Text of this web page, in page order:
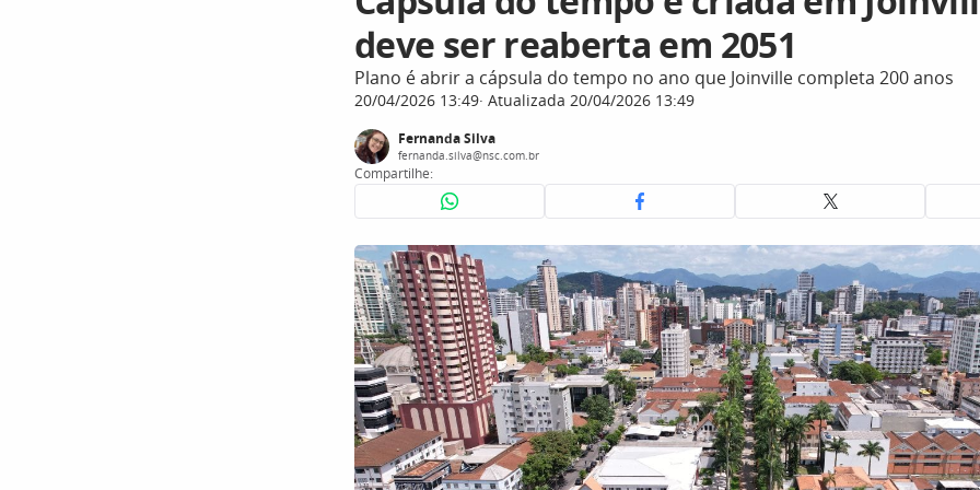
deve ser reaberta em 2051
Plano é abrir a cápsula do tempo no ano que Joinville completa 200 anos
20/04/2026 13:49 Atualizada 20/04/2026 13:49
Fernanda Silva
fernanda.silva@nsc.com.br
Compartilhe: